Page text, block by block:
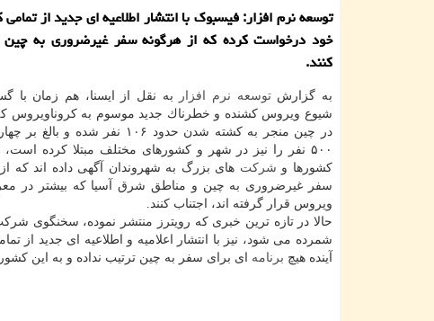
توسعه نرم افزار: فیسبوك با انتشار اطلاعیه ای جدید از تمامی
خود درخواست كرده كه از هرگونه سفر غیرضروری به چین
كنند.
به گزارشتوسعه نرم افزار
به نقل از ایسنا، هم زمان با
شیوع ویروس كشنده و خطرناك جدید موسوم به كروناویروس كه
در چین منجر به كشته شدن حدود ۱۰۶ نفر شده و
۵۰۰ نفر را نیز در شهر و كشورهای مختلف مبتلا كرده است،
كشورها و شركت های بزرگ به شهروندان آگهی داده اند كه
سفر غیرضروری به چین و مناطق شرق آسیا كه بیشتر در
ویروس قرار گرفته اند، اجتناب كنند.
حالا در تازه ترین خبری كه رویترز منتشر نموده، سخنگوی
شمرده می شود، نیز با انتشار اعلامیه و اطلاعیه ای جدید از
آینده هیچ برنامه ای برای سفر به چین ترتیب نداده و به این